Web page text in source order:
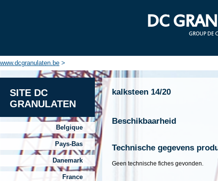
DC
GROUP DE
www.dcgranulaten.be >
SITE DC
GRANULATEN
Belgique
Pays-Bas
Danemark
France
kalksteen 14/20
Beschikbaarheid
Technische gegevens
Geen technische fiches gevonden.